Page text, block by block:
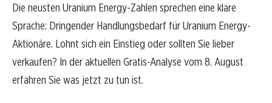
Die neusten Uranium Energy-Zahlen sprechen eine klare
Sprache: Dringender Handlungsbedarf für Uranium Energy-
Aktionäre. Lohnt sich ein Einstieg oder sollten Sie lieber
verkaufen? In der aktuellen Gratis-Analyse vom 8. August
erfahren Sie was jetzt zu tun ist.